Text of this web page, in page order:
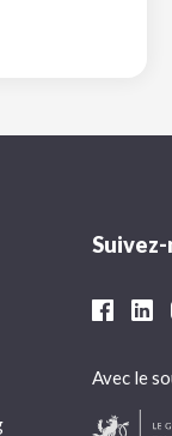
Avec le